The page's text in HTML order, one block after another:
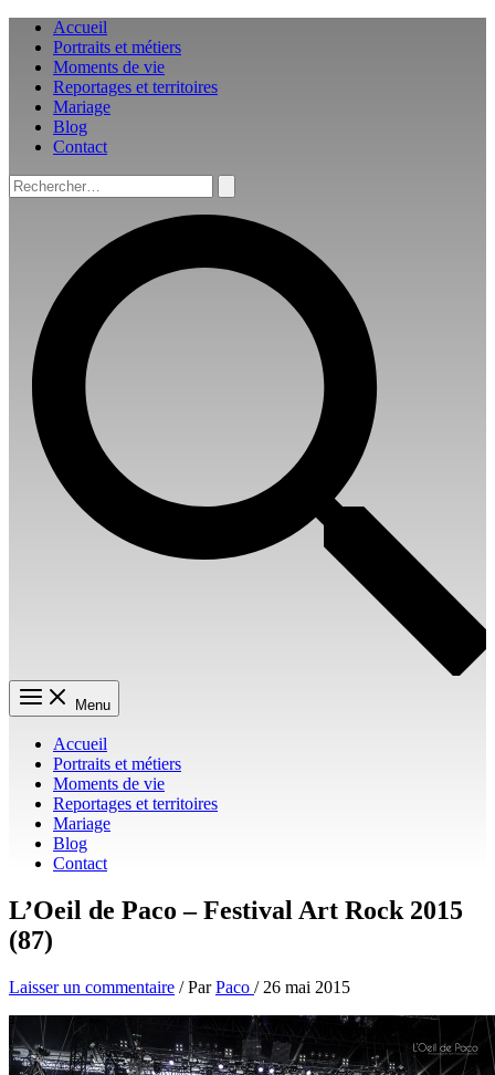
Aller
contenu
Accueil
Portraits et métiers
Moments de vie
Reportages et territoires
Mariage
Blog
Contact
Rechercher :
Menu
Accueil
Portraits et métiers
Moments de vie
Reportages et territoires
Mariage
Blog
Contact
L’Oeil de Paco – Festival Art Rock 2015
(87)
Laisser un commentaire / ParPaco / 26 mai 2015